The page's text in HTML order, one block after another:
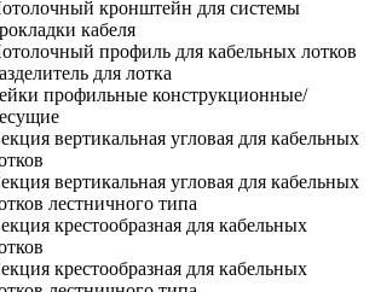
кронштейн для системы
кабеля
профиль для кабельных лотков
для лотка
профильные конструкционные/
вертикальная угловая для кабельных
вертикальная угловая для кабельных
лестничного типа
крестообразная для кабельных
крестообразная для кабельных